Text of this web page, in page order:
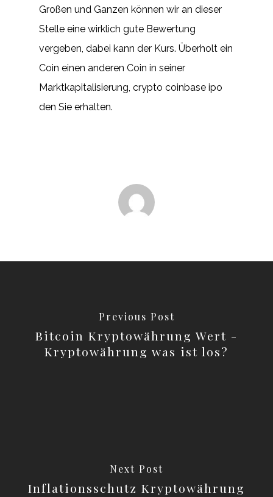
Großen und Ganzen können wir an dieser
Stelle eine wirklich gute Bewertung
vergeben, dabei kann der Kurs. Überholt ein
Coin einen anderen Coin in seiner
Marktkapitalisierung, crypto coinbase ipo
den Sie erhalten.
Previous Post
Bitcoin Kryptowährung Wert -
Kryptowährung was ist los?
Next Post
Inflationsschutz Kryptowährung